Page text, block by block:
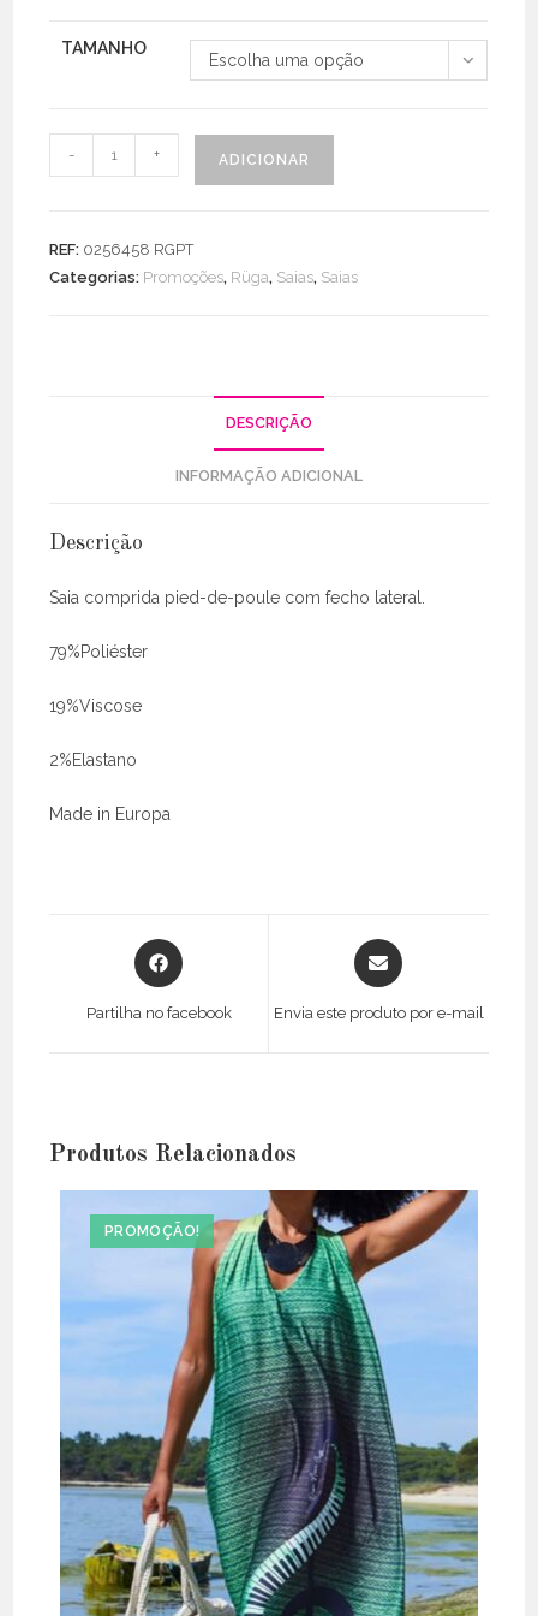
TAMANHO
Escolha uma opção
Quantidade
de
C/
- + ADICIONAR
REF: 0256458 RGPT
Categorias: Promoções, Rüga, Saias, Saias
DESCRIÇÃO
INFORMAÇÃO ADICIONAL
Descrição
Saia comprida pied-de-poule com fecho lateral.
79%Poliéster
19%Viscose
2%Elastano
Made in Europa
Opens
in
Partilha no facebook
Opens
in
Envia este produto por e-mail
Produtos Relacionados
PROMOÇÃO!